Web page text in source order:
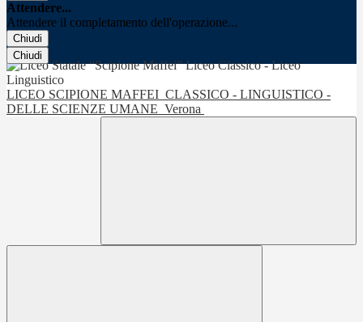
Attendere...
Attendere il completamento dell'operazione...
Chiudi
Chiudi
LICEO SCIPIONE MAFFEI CLASSICO - LINGUISTICO -
DELLE SCIENZE UMANE Verona